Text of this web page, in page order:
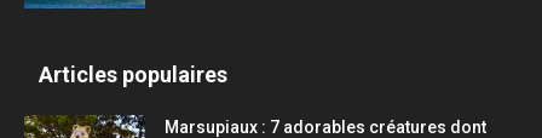
Articles populaires
Marsupiaux : 7 adorables créatures dont